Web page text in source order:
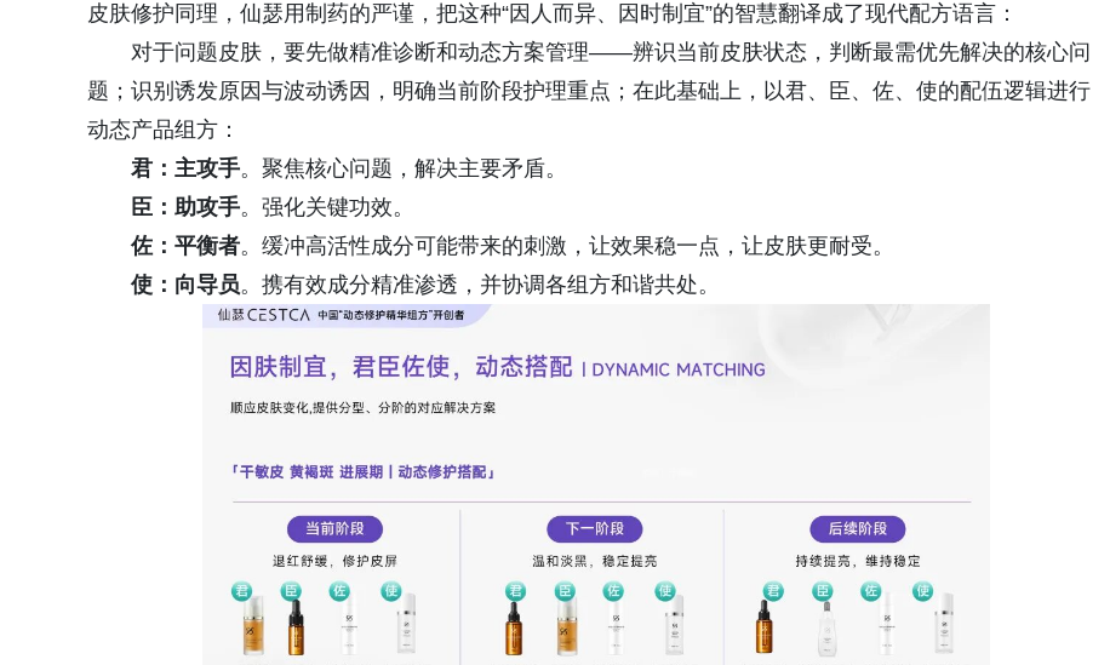
皮肤修护同理，仙瑟用制药的严谨，把这种“因人而异、因时制宜”的智慧翻译成了现代配方语言：
对于问题皮肤，要先做精准诊断和动态方案管理——辨识当前皮肤状态，判断最需优先解决的核心问
题；识别诱发原因与波动诱因，明确当前阶段护理重点；在此基础上，以君、臣、佐、使的配伍逻辑进行
动态产品组方：
君：主攻手。聚焦核心问题，解决主要矛盾。
臣：助攻手。强化关键功效。
佐：平衡者。缓冲高活性成分可能带来的刺激，让效果稳一点，让皮肤更耐受。
使：向导员。携有效成分精准渗透，并协调各组方和谐共处。